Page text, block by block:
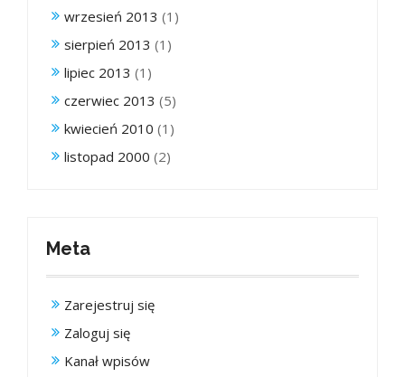
wrzesień 2013 (1)
sierpień 2013 (1)
lipiec 2013 (1)
czerwiec 2013 (5)
kwiecień 2010 (1)
listopad 2000 (2)
Meta
Zarejestruj się
Zaloguj się
Kanał wpisów